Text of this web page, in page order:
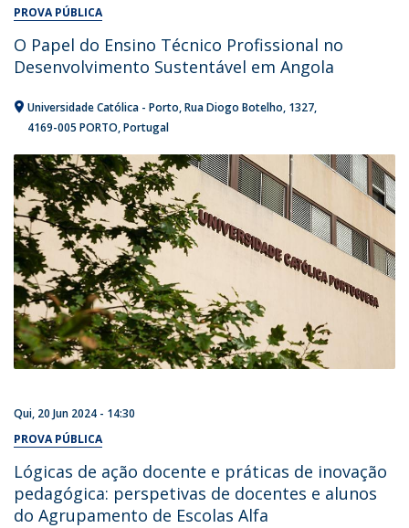
PROVA PÚBLICA
O Papel do Ensino Técnico Profissional no
Desenvolvimento Sustentável em Angola
Universidade Católica - Porto Rua Diogo Botelho, 1327
4169-005 PORTO Portugal
Qui, 20 Jun 2024 - 14:30
PROVA PÚBLICA
Lógicas de ação docente e práticas de inovação
pedagógica: perspetivas de docentes e alunos
do Agrupamento de Escolas Alfa